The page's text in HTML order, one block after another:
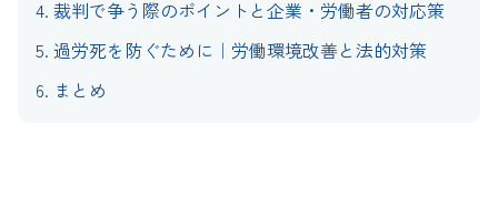
4. 裁判で争う際のポイントと企業・労働者の対応策
5. 過労死を防ぐために｜労働環境改善と法的対策
6. まとめ